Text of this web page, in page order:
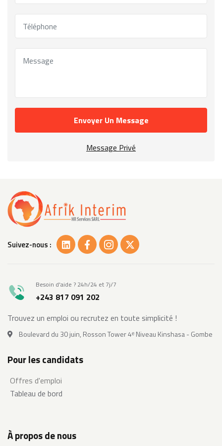
Envoyer Un Message
Message Privé
Suivez-nous :
Besoin d'aide ? 24h/24 et 7j/7
+243 817 091 202
Trouvez un emploi ou recrutez en toute simplicité !
Boulevard du 30 juin, Rosson Tower 4ᵉ Niveau Kinshasa - Gombe
Pour les candidats
Offres d'emploi
Tableau de bord
À propos de nous